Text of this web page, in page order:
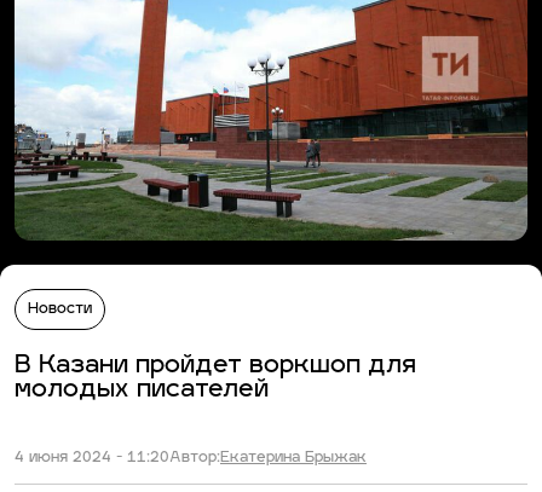
Новости
В Казани пройдет воркшоп для
молодых писателей
4 июня 2024 - 11:20Автор:Екатерина Брыжак